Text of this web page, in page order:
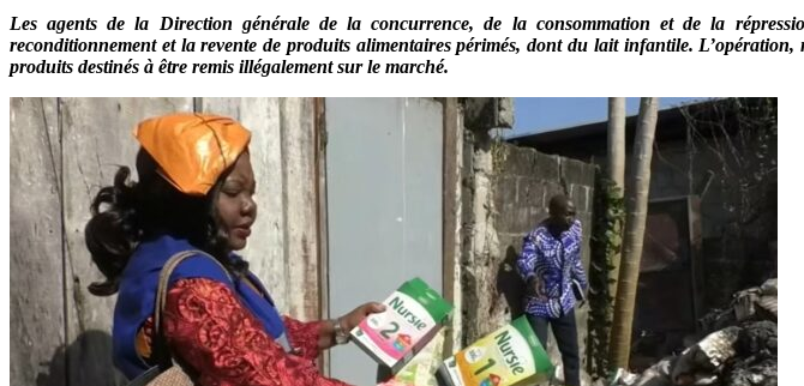
Les agents de la Direction générale de la concurrence, de la consommation et de la
reconditionnement et la revente de produits alimentaires périmés, dont du lait infantile.
produits destinés à être remis illégalement sur le marché.